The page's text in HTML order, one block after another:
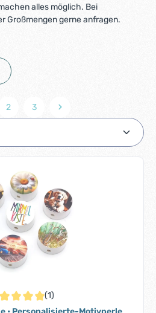
alles möglich. Bei
Großmengen gerne anfragen.
Seite
2
Seite
3
Bewertung von 5 von 5
(1)